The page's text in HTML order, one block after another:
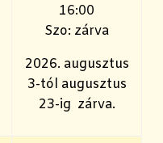
16:00
Szo: zárva
2026. augusztus
3-tól augusztus
23-ig zárva.